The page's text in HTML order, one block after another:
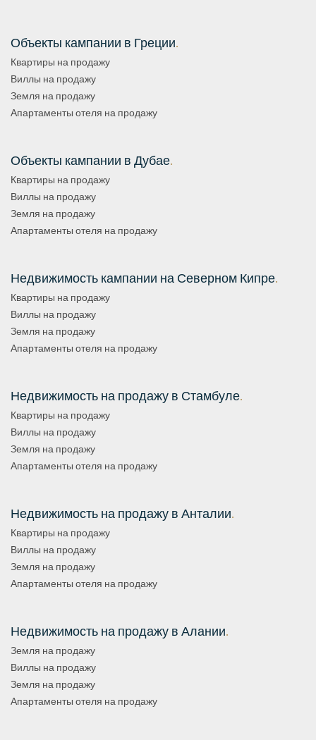
Объекты кампании в Греции.
Квартиры на продажу
Виллы на продажу
Земля на продажу
Апартаменты отеля на продажу
Объекты кампании в Дубае.
Квартиры на продажу
Виллы на продажу
Земля на продажу
Апартаменты отеля на продажу
Недвижимость кампании на Северном Кипре.
Квартиры на продажу
Виллы на продажу
Земля на продажу
Апартаменты отеля на продажу
Недвижимость на продажу в Стамбуле.
Квартиры на продажу
Виллы на продажу
Земля на продажу
Апартаменты отеля на продажу
Недвижимость на продажу в Анталии.
Квартиры на продажу
Виллы на продажу
Земля на продажу
Апартаменты отеля на продажу
Недвижимость на продажу в Алании.
Земля на продажу
Виллы на продажу
Земля на продажу
Апартаменты отеля на продажу